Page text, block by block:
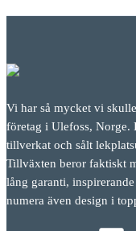
Vi har så mycket vi
företag i Ulefoss, Norge.
tillverkat och sålt
Tillväxten beror faktiskt
lång garanti,
numera även design i